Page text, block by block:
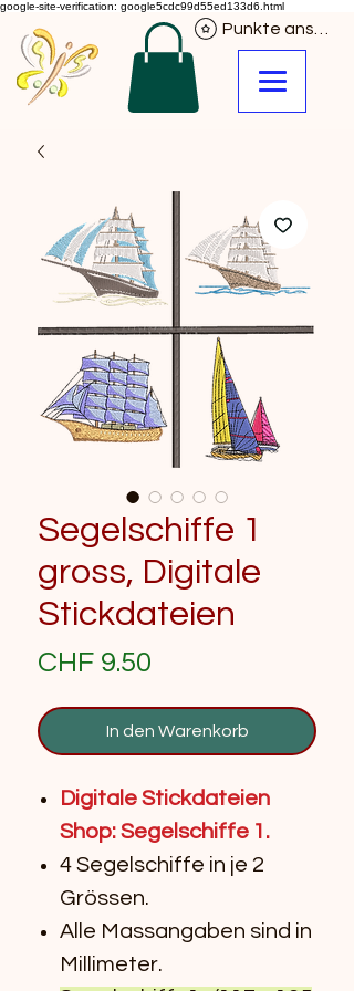
google-site-verification: google5cdc99d55ed133d6.html
Segelschiffe 1
gross, Digitale
Stickdateien
CHF 9.50
In den Warenkorb
Digitale Stickdateien
Shop: Segelschiffe 1.
4 Segelschiffe in je 2
Grössen.
Alle Massangaben sind in
Millimeter.